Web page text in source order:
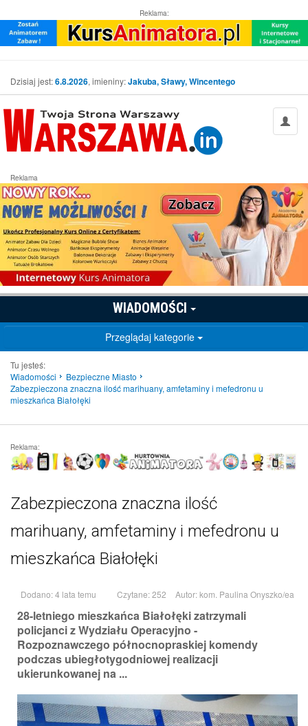
Reklama:
Dzisiaj jest:6.8.2026, imieniny:Jakuba, Sławy, Wincentego
Reklama
WIADOMOŚCI
Przeglądaj kategorie
Tu jesteś:
Wiadomości
Bezpieczne Miasto
Zabezpieczona znaczna ilość marihuany, amfetaminy i mefedronu u
mieszkańca Białołęki
Reklama:
Zabezpieczona znaczna ilość
marihuany, amfetaminy i mefedronu u
mieszkańca Białołęki
Dodano: 4 lata temu Czytane: 252 Autor:kom. Paulina Onyszko/ea
28-letniego mieszkańca Białołęki zatrzymali
policjanci z Wydziału Operacyjno -
Rozpoznawczego północnopraskiej komendy
podczas ubiegłotygodniowej realizacji
ukierunkowanej na ...